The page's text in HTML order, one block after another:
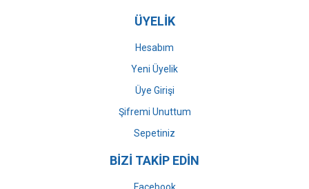
ÜYELİK
Hesabım
Yeni Üyelik
Üye Girişi
Şifremi Unuttum
Sepetiniz
BİZİ TAKİP EDİN